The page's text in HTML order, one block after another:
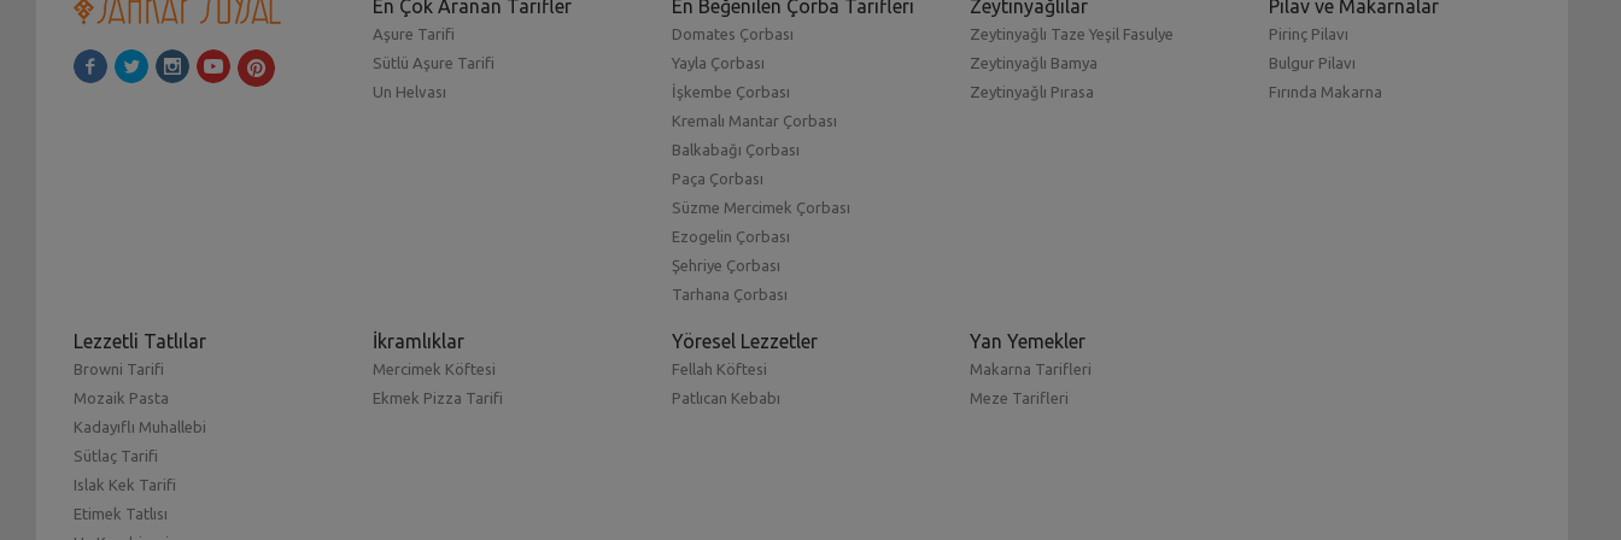
En Çok Aranan Tarifler
Aşure Tarifi
Sütlü Aşure Tarifi
Un Helvası
En Beğenilen Çorba Tarifleri
Domates Çorbası
Yayla Çorbası
İşkembe Çorbası
Kremalı Mantar Çorbası
Balkabağı Çorbası
Paça Çorbası
Süzme Mercimek Çorbası
Ezogelin Çorbası
Şehriye Çorbası
Tarhana Çorbası
Zeytinyağlılar
Zeytinyağlı Taze Yeşil Fasulye
Zeytinyağlı Bamya
Zeytinyağlı Pırasa
Pilav ve Makarnalar
Pirinç Pilavı
Bulgur Pilavı
Fırında Makarna
Lezzetli Tatlılar
Browni Tarifi
Mozaik Pasta
Kadayıflı Muhallebi
Sütlaç Tarifi
Islak Kek Tarifi
Etimek Tatlısı
İkramlıklar
Mercimek Köftesi
Ekmek Pizza Tarifi
Yöresel Lezzetler
Fellah Köftesi
Patlıcan Kebabı
Yan Yemekler
Makarna Tarifleri
Meze Tarifleri